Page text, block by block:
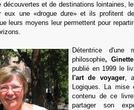
découvertes et de destinations lointaines,
eux une «drogue dure» et ils profitent
leurs moyens leur permettent pour
Détentrice d'une
philosophie,
publié en 1999 le
l'art de voyager,
Logiques. La mise
contenu de ce
partager son